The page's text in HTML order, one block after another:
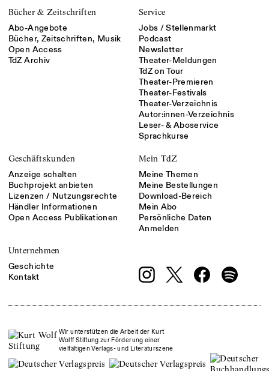
Bücher & Zeitschriften
Abo-Angebote
Bücher, Zeitschriften, Musik
Open Access
TdZ Archiv
Service
Jobs / Stellenmarkt
Podcast
Newsletter
Theater-Meldungen
TdZ on Tour
Theater-Premieren
Theater-Festivals
Theater-Verzeichnis
Autor:innen-Verzeichnis
Leser- & Aboservice
Sprachkurse
Geschäftskunden
Anzeige schalten
Buchprojekt anbieten
Lizenzen / Nutzungsrechte
Händler Informationen
Open Access Publikationen
Mein TdZ
Meine Themen
Meine Bestellungen
Download-Bereich
Mein Abo
Persönliche Daten
Anmelden
Unternehmen
Geschichte
Kontakt
Wir unterstützen die Arbeit der Kurt
Wolff Stiftung zur Förderung einer
vielfältigen Verlags- und Literaturszene